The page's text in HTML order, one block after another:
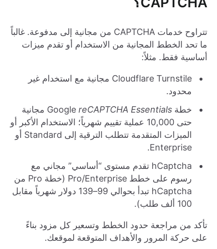
تتراوح خدمات CAPTCHA من مجانية إلى مدفوعة. غالباً
ما تحد الخطط المجانية من الاستخدام أو تقدم ميزات
أساسية فقط. مثلاً:
Cloudflare Turnstile مجانية مع استخدام غير
محدود.
خطة Google reCAPTCHA Essentials
مجانية
حتى 10,000 عملية تقييم شهرياً؛ الاستخدام الأكبر أو
الميزات المتقدمة تتطلب الترقية إلى Standard أو
Enterprise.
hCaptcha تقدم مستوى “أساسي” مجاني مع
رسوم على خطط Pro/Enterprise (خطة Pro من
hCaptcha تبدأ بحوالي 99–139 دولار شهرياً مقابل
100 ألف طلب).
تأكد من مراجعة حدود الخطط وتسعير كل مزود بناءً
على حركة المرور والأهداف المتوقعة لموقعك.